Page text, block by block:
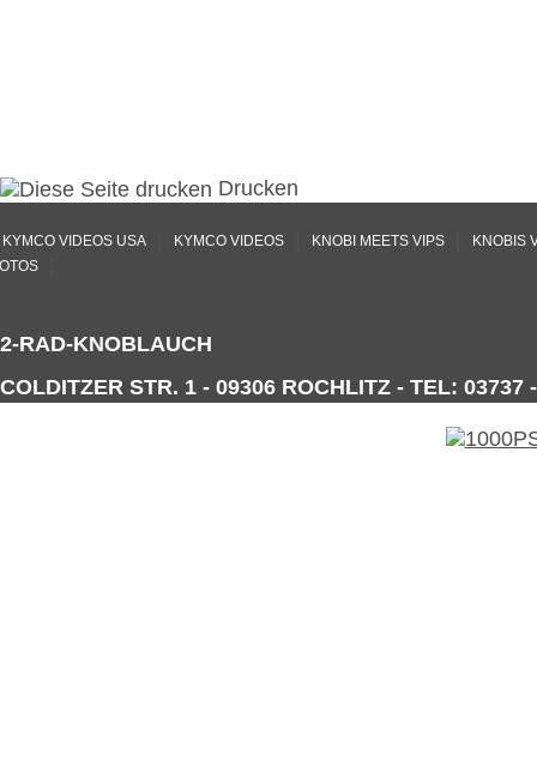
Drucken
KYMCO VIDEOS USA KYMCO VIDEOS KNOBI MEETS VIPS
KNOBIS
2-RAD-KNOBLAUCH
COLDITZER STR. 1 - 09306 ROCHLITZ - TEL: 03737